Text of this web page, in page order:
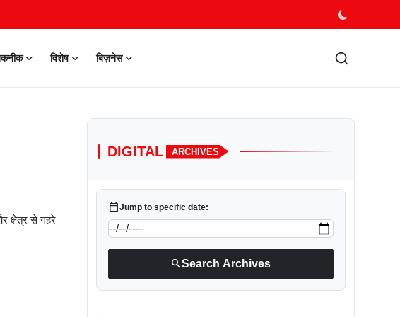
विशेष बिज़नेस
क्षेत्र से गहरे
DIGITAL ARCHIVES
calendar_todayJump to specific date:
searchSearch Archives